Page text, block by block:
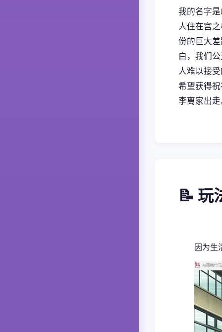
我的名字
人住在宫
份的巨大
白，我们
人难以接
希望获得
李离家出
📝 玩
因为生